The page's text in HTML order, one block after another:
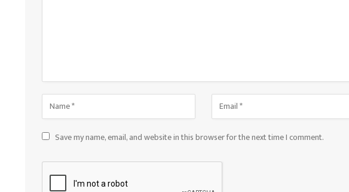
Save my name, email, and website in this browser for the next time I comment.